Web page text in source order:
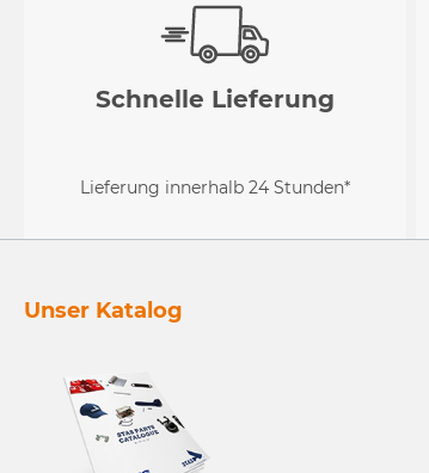
Schnelle Lieferung
Lieferung innerhalb 24 Stunden*
Unser Katalog